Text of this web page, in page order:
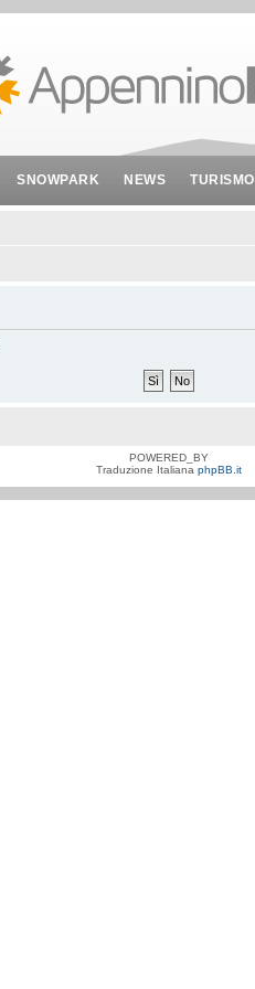
SNOWPARK NEWS TURISMO
POWERED_BY
Traduzione Italiana phpBB.it